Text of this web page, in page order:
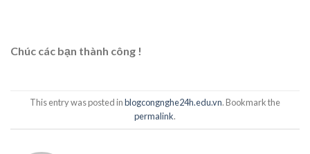
Chúc các bạn thành công !
This entry was posted inblogcongnghe24h.edu.vn. Bookmark the
permalink.